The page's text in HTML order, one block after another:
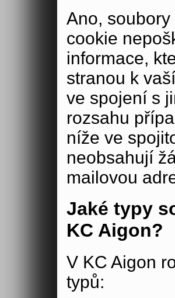
Ano,
cookie
informace,
stranou k
ve spojení s
rozsahu
níže ve
neobsahují
mailovou
Jaké typy
KC Aigon?
V KC Aigon
typů: